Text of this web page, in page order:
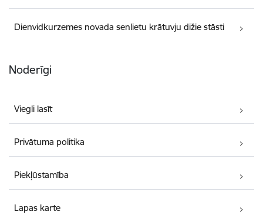
Dienvidkurzemes novada senlietu krātuvju dižie stāsti
Noderīgi
Viegli lasīt
Privātuma politika
Piekļūstamība
Lapas karte